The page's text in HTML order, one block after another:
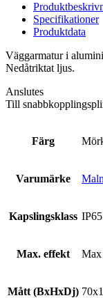
Mörkgrå,
IP65
mängd
Specifikationer
Produktdata
Väggarmatur i
Nedåtriktat ljus.
Anslutes
Till
Färg
Varumärke
Kapslingsklass IP65
Max. effekt
Mått (BxHxDj)